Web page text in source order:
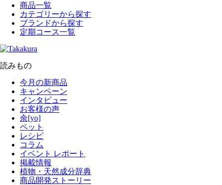
商品一覧
カテゴリーから探す
ブランドから探す
定期コース一覧
読みもの
今月の新商品
キャンペーン
インタビュー
お客様の声
余[yo]
ペット
レシピ
コラム
イベント レポート
掲載情報
植物・天然成分辞典
商品開発ストーリー